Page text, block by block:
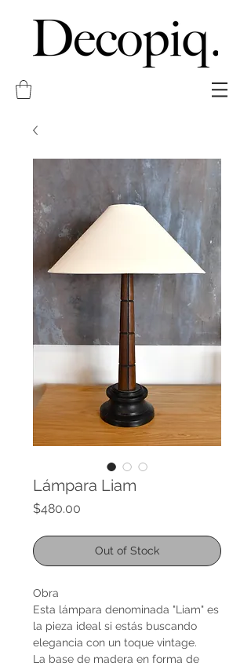
Lámpara Liam
$480.00
Out of Stock
Obra
Esta lámpara denominada "Liam" es
la pieza ideal si estás buscando
elegancia con un toque vintage.
La base de madera en forma de